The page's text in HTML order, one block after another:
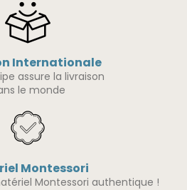
Internationale
assure la livraison
le monde
Montessori
Montessori authentique !